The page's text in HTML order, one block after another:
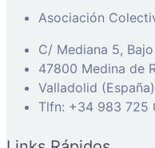
Asociación
C/ Mediana 5,
47800 Medina de
Valladolid (España)
Tlfn: +34 983 725